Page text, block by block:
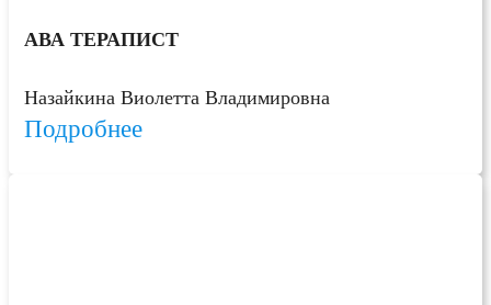
АВА ТЕРАПИСТ
Назайкина Виолетта Владимировна
Подробнее